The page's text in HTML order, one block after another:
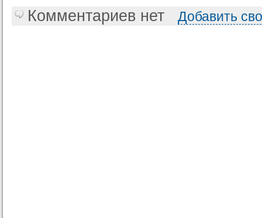
Комментариев нет Добавить